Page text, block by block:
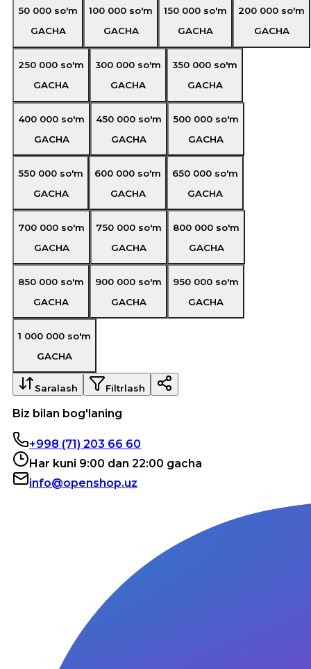
50 000 so'm
GACHA
100 000 so'm
GACHA
150 000 so'm
GACHA
200 000 so'm
GACHA
250 000 so'm
GACHA
300 000 so'm
GACHA
350 000 so'm
GACHA
400 000 so'm
GACHA
450 000 so'm
GACHA
500 000 so'm
GACHA
550 000 so'm
GACHA
600 000 so'm
GACHA
650 000 so'm
GACHA
700 000 so'm
GACHA
750 000 so'm
GACHA
800 000 so'm
GACHA
850 000 so'm
GACHA
900 000 so'm
GACHA
950 000 so'm
GACHA
1 000 000 so'm
GACHA
Saralash Filtrlash
Biz bilan bog'laning
+998 (71) 203 66 60
Har kuni 9:00 dan 22:00 gacha
info@openshop.uz